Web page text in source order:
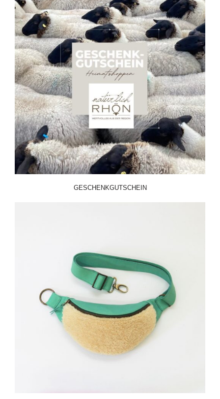
GESCHENKGUTSCHEIN